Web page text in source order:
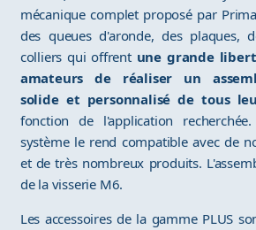
mécanique complet proposé par
des queues d'aronde, des plaques,
colliers qui offrent une grande
amateurs de réaliser un
solide et personnalisé de tous
fonction de l'application
système le rend compatible avec de
et de très nombreux produits.
de la visserie M6.
Les accessoires de la gamme PLUS